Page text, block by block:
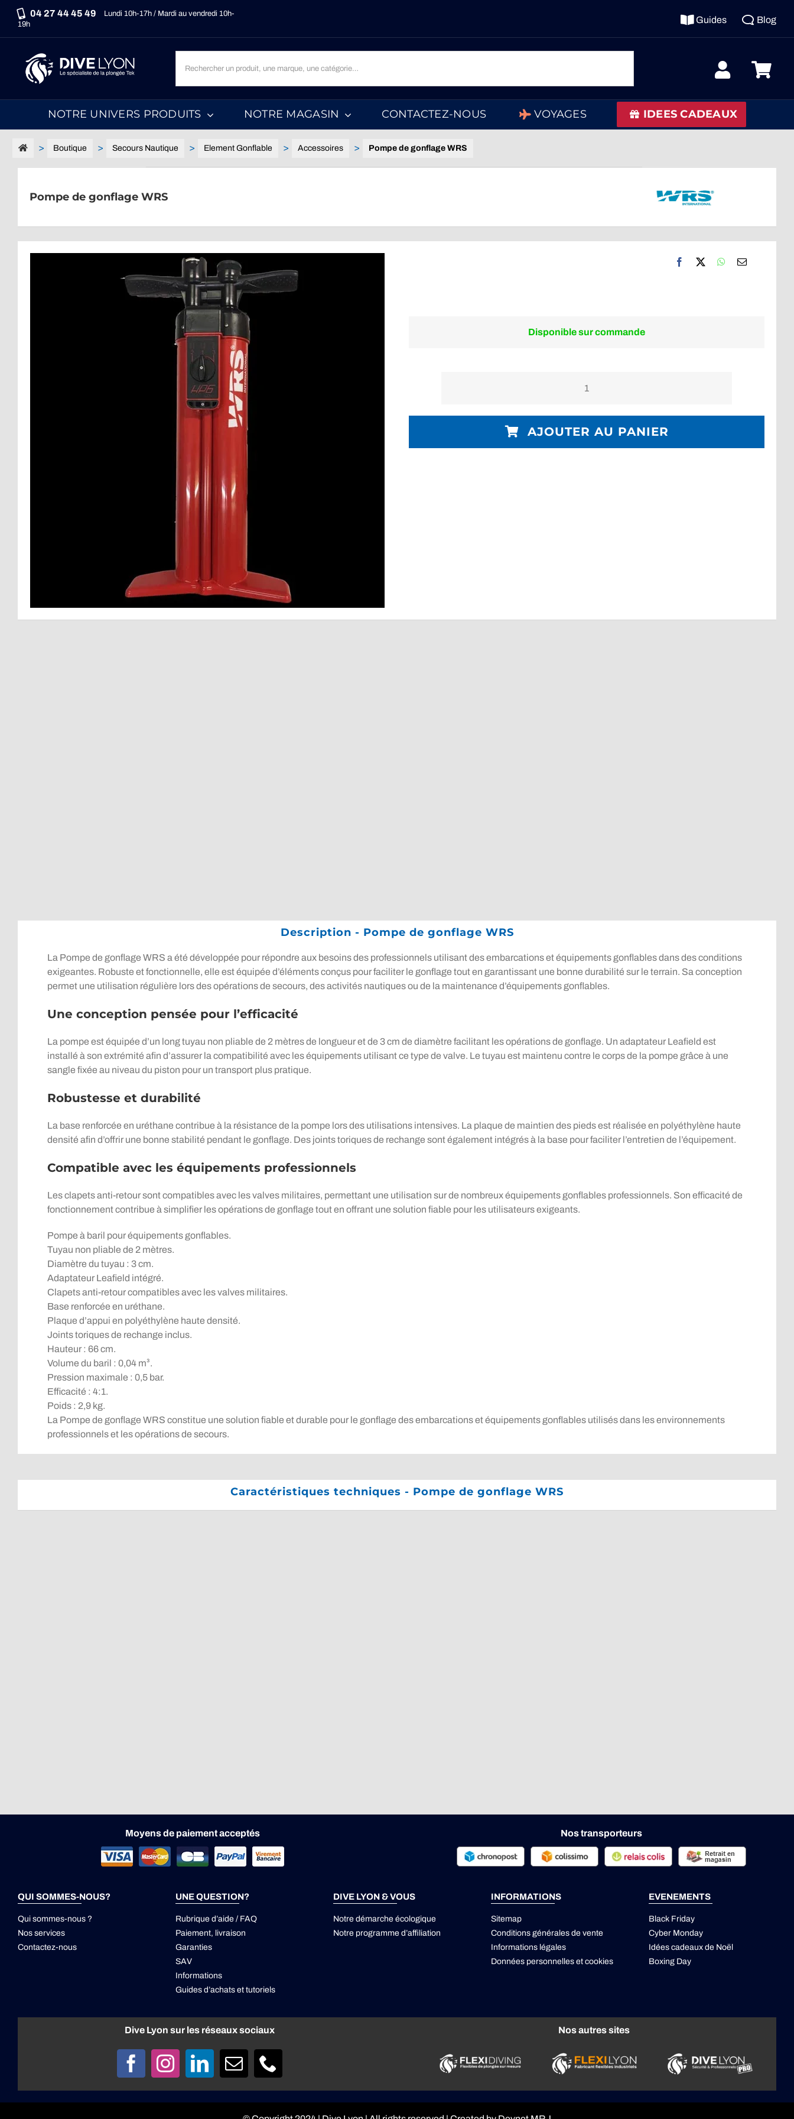
Passer
04 27 44 45 49
Lundi 10h-17h / Mardi au vendredi 10h-
19h
Guides Blog
un
produit,
une
marque,
une
catégorie...
NOTRE UNIVERS PRODUITS NOTRE MAGASIN CONTACTEZ-NOUS VOYAGES IDEES CADEAUX
Boutique Secours Nautique Element Gonflable Accessoires Pompe de gonflage WRS
Pompe de gonflage WRS
Disponible sur commande
quantité
de
gonflage
AJOUTER AU PANIER
Description - Pompe de gonflage WRS
La Pompe de gonflage WRS a été développée pour répondre aux besoins des professionnels utilisant des embarcations et équipements gonflables dans des conditions
exigeantes. Robuste et fonctionnelle, elle est équipée d’éléments conçus pour faciliter le gonflage tout en garantissant une bonne durabilité sur le terrain. Sa conception
permet une utilisation régulière lors des opérations de secours, des activités nautiques ou de la maintenance d’équipements gonflables.
Une conception pensée pour l’efficacité
La pompe est équipée d’un long tuyau non pliable de 2 mètres de longueur et de 3 cm de diamètre facilitant les opérations de gonflage. Un adaptateur Leafield est
installé à son extrémité afin d’assurer la compatibilité avec les équipements utilisant ce type de valve. Le tuyau est maintenu contre le corps de la pompe grâce à une
sangle fixée au niveau du piston pour un transport plus pratique.
Robustesse et durabilité
La base renforcée en uréthane contribue à la résistance de la pompe lors des utilisations intensives. La plaque de maintien des pieds est réalisée en polyéthylène haute
densité afin d’offrir une bonne stabilité pendant le gonflage. Des joints toriques de rechange sont également intégrés à la base pour faciliter l’entretien de l’équipement.
Compatible avec les équipements professionnels
Les clapets anti-retour sont compatibles avec les valves militaires, permettant une utilisation sur de nombreux équipements gonflables professionnels. Son efficacité de
fonctionnement contribue à simplifier les opérations de gonflage tout en offrant une solution fiable pour les utilisateurs exigeants.
Pompe à baril pour équipements gonflables.
Tuyau non pliable de 2 mètres.
Diamètre du tuyau : 3 cm.
Adaptateur Leafield intégré.
Clapets anti-retour compatibles avec les valves militaires.
Base renforcée en uréthane.
Plaque d’appui en polyéthylène haute densité.
Joints toriques de rechange inclus.
Hauteur : 66 cm.
Volume du baril : 0,04 m³.
Pression maximale : 0,5 bar.
Efficacité : 4:1.
Poids : 2,9 kg.
La Pompe de gonflage WRS constitue une solution fiable et durable pour le gonflage des embarcations et équipements gonflables utilisés dans les environnements
professionnels et les opérations de secours.
Caractéristiques techniques - Pompe de gonflage WRS
Moyens de paiement acceptés Nos transporteurs
QUI SOMMES-NOUS?
Qui sommes-nous ?
Nos services
Contactez-nous
UNE QUESTION?
Rubrique d’aide / FAQ
Paiement, livraison
Garanties
SAV
Informations
Guides d’achats et tutoriels
DIVE LYON & VOUS
Notre démarche écologique
Notre programme d’affiliation
INFORMATIONS
Sitemap
Conditions générales de vente
Informations légales
Données personnelles etcookies
EVENEMENTS
Black Friday
Cyber Monday
Idées cadeaux de Noël
Boxing Day
Dive Lyon sur les réseaux sociaux Nos autres sites